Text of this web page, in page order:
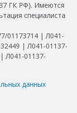
ГК РФ). Имеются
специалиста
01173714 | Л041-
| Л041-01137-
Л041-01137-
данных